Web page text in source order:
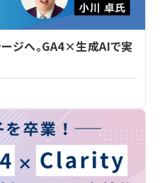
ジへ。GA4×生成AIで実